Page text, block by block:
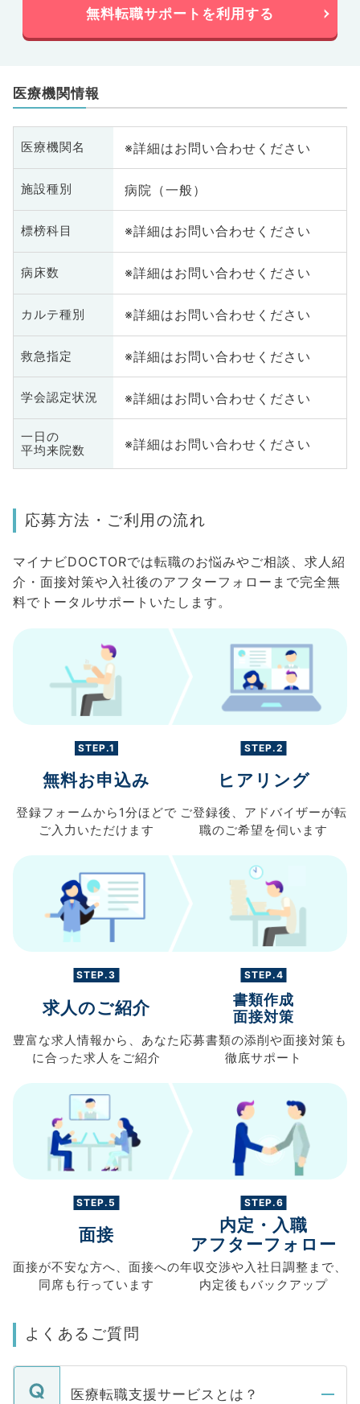
無料転職サポートを利用する
医療機関情報
医療機関名 ※詳細はお問い合わせください
施設種別 病院（一般）
標榜科目 ※詳細はお問い合わせください
病床数 ※詳細はお問い合わせください
カルテ種別 ※詳細はお問い合わせください
救急指定 ※詳細はお問い合わせください
学会認定状況 ※詳細はお問い合わせください
一日の
平均来院数
※詳細はお問い合わせください
応募方法・ご利用の流れ
マイナビDOCTORでは転職のお悩みやご相談、求人紹
介・面接対策や入社後のアフターフォローまで完全無
料でトータルサポートいたします。
STEP.1
無料お申込み
登録フォームから 1分ほどで
ご入力 いただけます
STEP.2
ヒアリング
ご登録後、 アドバイザーが転
職のご希望を伺います
STEP.3
求人のご紹介
豊富な求人情報から、 あなた
に合った求人を ご紹介
STEP.4
書類作成
面接対策
応募書類の添削や面接対策も
徹底サポート
STEP.5
面接
面接が不安な方へ、 面接への
同席も行っています
STEP.6
内定・入職
アフターフォロー
年収交渉や入社日調整まで、
内定後もバックアップ
よくあるご質問
医療転職支援サービスとは？